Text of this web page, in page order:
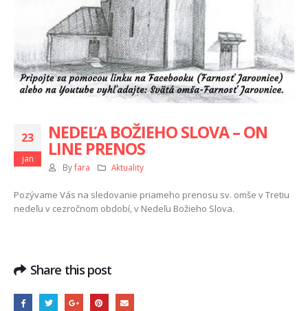
23
jan
NEDEĽA BOŽIEHO SLOVA – ON
LINE PRENOS
By fara Aktuality
Pozývame Vás na sledovanie priameho prenosu sv. omše v Tretiu
nedeľu v cezročnom období, v Nedeľu Božieho Slova.
Share this post